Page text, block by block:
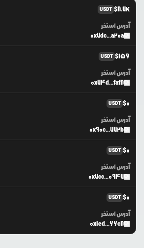
USDT $8.7K
آدرس استخر
0x7dc...a20a
USDT $156
آدرس استخر
0x74d...faf8
USDT $0
آدرس استخر
0x90c...772b
USDT $0
آدرس استخر
0x7cc...0947
USDT $0
آدرس استخر
0x1ed...66c8